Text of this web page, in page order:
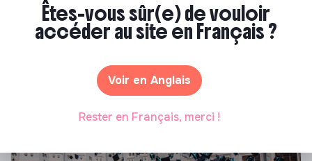
Top 8 des formations en rénovation
énergétique des bâtiments
Êtes-vous sûr(e) de vouloir
accéder au site en Français ?
Voir en Anglais
Rester en Français, merci !